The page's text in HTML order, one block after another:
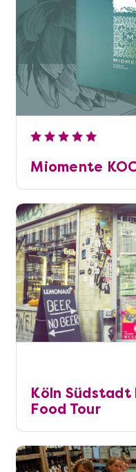
Miomente
Köln Südstadt
Food Tour